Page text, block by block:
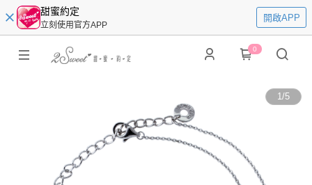
甜蜜約定
立刻使用官方APP
開啟APP
0
1/5